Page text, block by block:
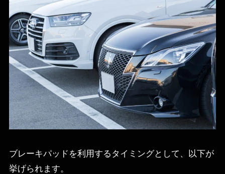
ブレーキパッドを利用するタイミングとして、以下が
挙げられます。